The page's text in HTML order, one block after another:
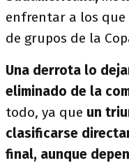
enfrentar a los que
de grupos de la
Una derrota lo
eliminado de la
todo, ya que un
clasificarse
final, aunque